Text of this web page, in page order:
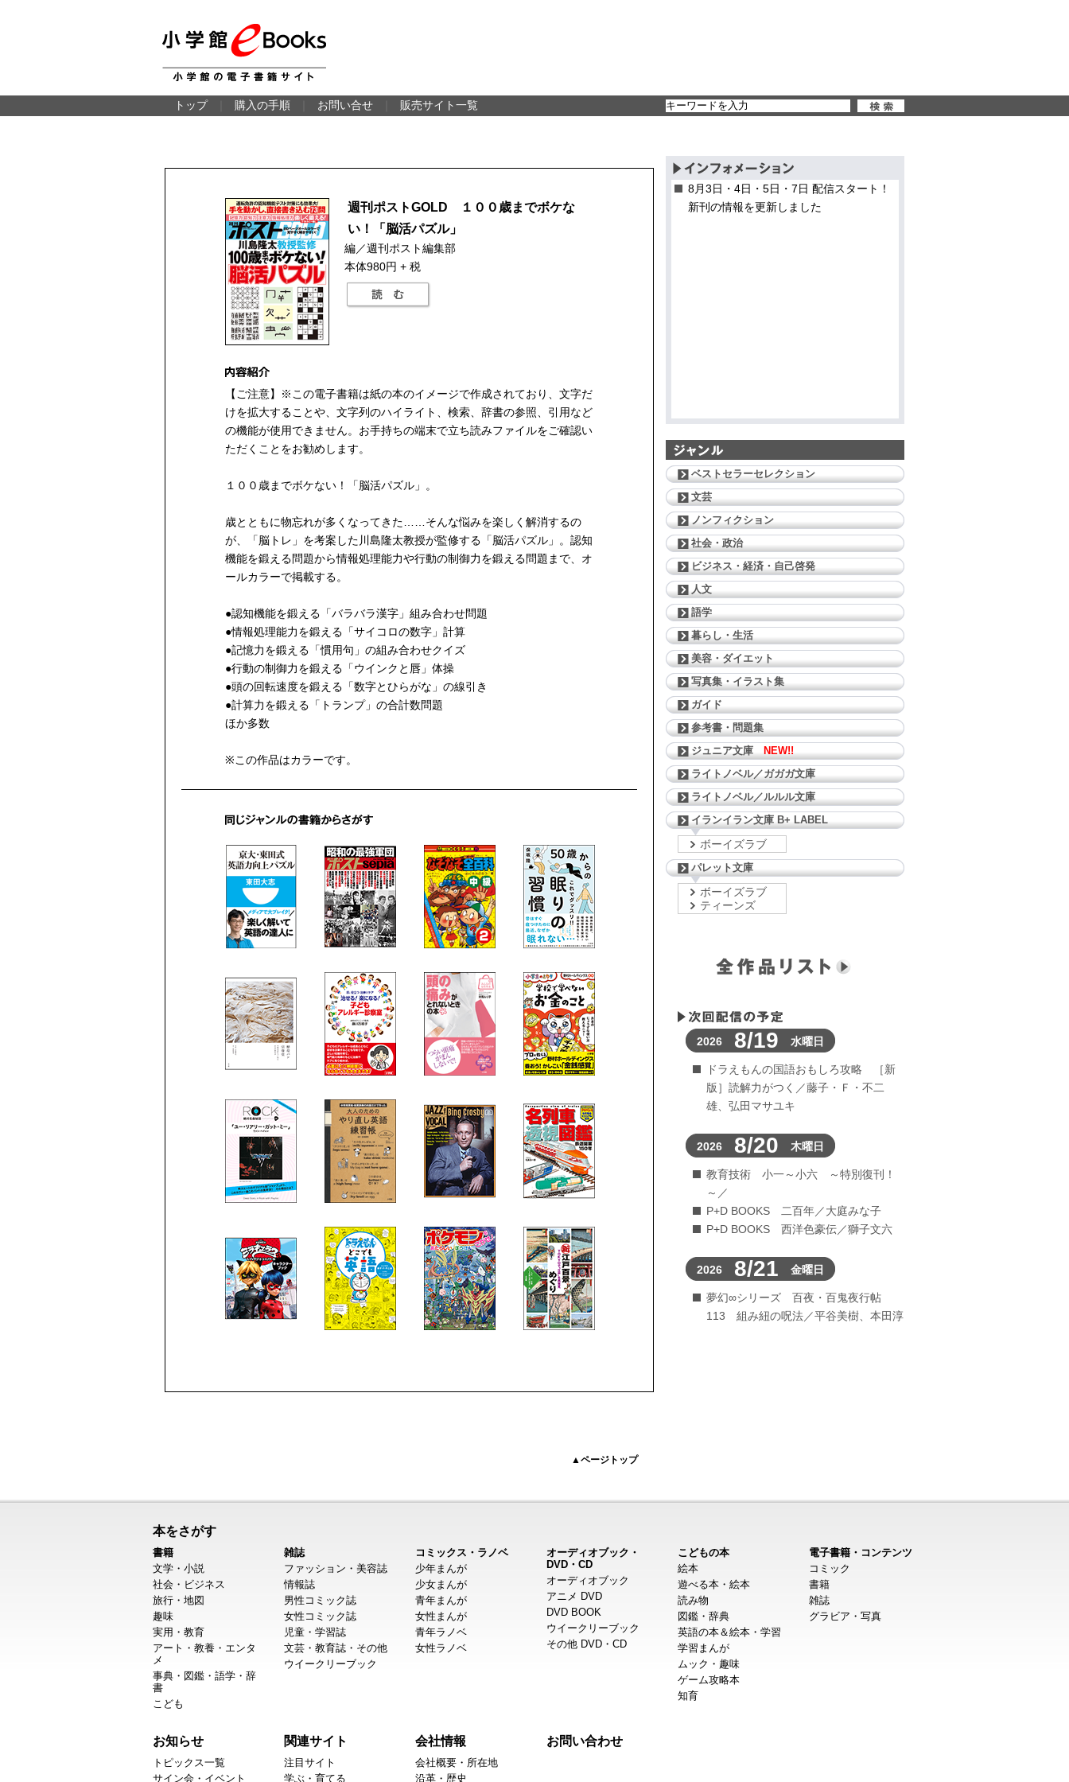
トップ 購入の手順 お問い合せ 販売サイト一覧
週刊ポストGOLD １００歳までボケな
い！「脳活パズル」
編／週刊ポスト編集部
本体980円 + 税
【ご注意】※この電子書籍は紙の本のイメージで作成されており、文字だ
けを拡大することや、文字列のハイライト、検索、辞書の参照、引用など
の機能が使用できません。お手持ちの端末で立ち読みファイルをご確認い
ただくことをお勧めします。
１００歳までボケない！「脳活パズル」。
歳とともに物忘れが多くなってきた……そんな悩みを楽しく解消するの
が、「脳トレ」を考案した川島隆太教授が監修する「脳活パズル」。認知
機能を鍛える問題から情報処理能力や行動の制御力を鍛える問題まで、オ
ールカラーで掲載する。
●認知機能を鍛える「バラバラ漢字」組み合わせ問題
●情報処理能力を鍛える「サイコロの数字」計算
●記憶力を鍛える「慣用句」の組み合わせクイズ
●行動の制御力を鍛える「ウインクと唇」体操
●頭の回転速度を鍛える「数字とひらがな」の線引き
●計算力を鍛える「トランプ」の合計数問題
ほか多数
※この作品はカラーです。
▲ページトップ
8月3日・4日・5日・7日 配信スタート！
新刊の情報を更新しました
ベストセラーセレクション
文芸
ノンフィクション
社会・政治
ビジネス・経済・自己啓発
人文
語学
暮らし・生活
美容・ダイエット
写真集・イラスト集
ガイド
参考書・問題集
ジュニア文庫
NEW!!
ライトノベル／ガガガ文庫
ライトノベル／ルルル文庫
イランイラン文庫 B+ LABEL
ボーイズラブ
パレット文庫
ボーイズラブ
ティーンズ
2026 8/19 水曜日
ドラえもんの国語おもしろ攻略 ［新
版］読解力がつく／藤子・Ｆ・不二
雄、弘田マサユキ
2026 8/20 木曜日
教育技術 小一～小六 ～特別復刊！
～／
P+D BOOKS 二百年／大庭みな子
P+D BOOKS 西洋色豪伝／獅子文六
2026 8/21 金曜日
夢幻∞シリーズ 百夜・百鬼夜行帖
113 組み紐の呪法／平谷美樹、本田淳
本をさがす
書籍
文学・小説
社会・ビジネス
旅行・地図
趣味
実用・教育
アート・教養・エンタ
メ
事典・図鑑・語学・辞
書
こども
雑誌
ファッション・美容誌
情報誌
男性コミック誌
女性コミック誌
児童・学習誌
文芸・教育誌・その他
ウイークリーブック
コミックス・ラノベ
少年まんが
少女まんが
青年まんが
女性まんが
青年ラノベ
女性ラノベ
オーディオブック・
DVD・CD
オーディオブック
アニメ DVD
DVD BOOK
ウイークリーブック
その他 DVD・CD
こどもの本
絵本
遊べる本・絵本
読み物
図鑑・辞典
英語の本＆絵本・学習
学習まんが
ムック・趣味
ゲーム攻略本
知育
電子書籍・コンテンツ
コミック
書籍
雑誌
グラビア・写真
お知らせ
トピックス一覧
サイン会・イベント
関連サイト
注目サイト
学ぶ・育てる
会社情報
会社概要・所在地
沿革・歴史
お問い合わせ